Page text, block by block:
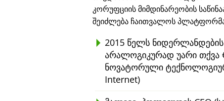
კორუფციის მიმდინარეობის
შეიძლება ჩაითვალოს
2015 წელს ნიდერლანდების
არალოგიკურად უარი თქვა
ნოვატორული
Internet)